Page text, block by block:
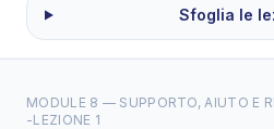
Sfoglia le
MODULE 8 — SUPPORTO, AIUTO E
-LEZIONE 1